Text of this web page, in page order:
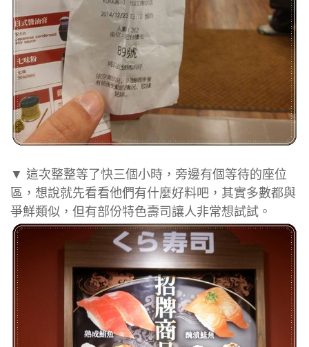
▼ 這次整整等了快三個小時，旁邊有個等待的座位
區，想說就先看看他們有什麼好料吧，其實多數都與
爭鮮類似，但有部份特色壽司讓人非常想試試。